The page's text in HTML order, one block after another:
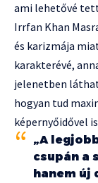
ami lehetővé
Irrfan Khan
és karizmája
karakterévé,
jelenetben
hogyan tud
képernyőidővel
„A
csupán a
hanem új